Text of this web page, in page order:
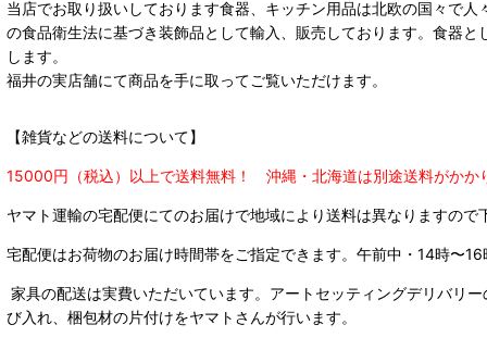
当店でお取り扱いしております食器、キッチン用品は北欧の国々で
の食品衛生法に基づき装飾品として輸入、販売しております。食器
します。
福井の実店舗にて商品を手に取ってご覧いただけます。
【雑貨などの送料について】
15000円（税込）以上で送料無料！ 沖縄・北海道は別途送料がかか
ヤマト運輸の宅配便にてのお届けで地域により送料は異なりますので
宅配便はお荷物のお届け時間帯をご指定できます。 午前中・14時〜
家具の配送は実費いただいています。アートセッティングデリバリ
び入れ、梱包材の片付けをヤマトさんが行います。